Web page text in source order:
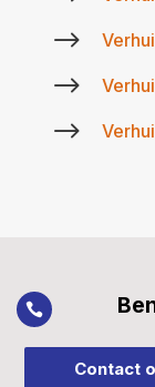
$
$
$

Contact